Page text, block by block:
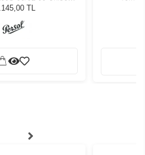
Gözlüğü
TL